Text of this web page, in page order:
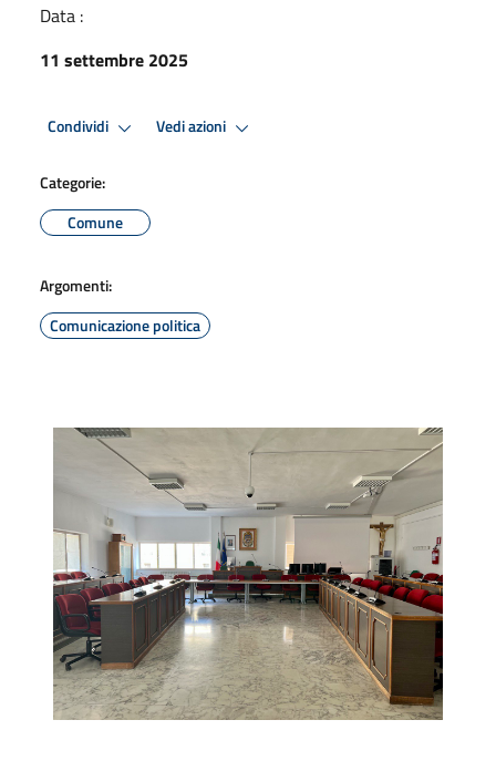
Data :
11 settembre 2025
Condividi Vedi azioni
Categorie:
Comune
Argomenti:
Comunicazione politica